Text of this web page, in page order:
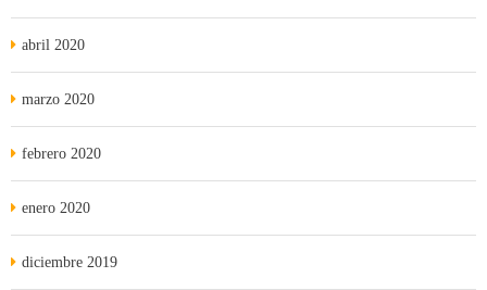
abril 2020
marzo 2020
febrero 2020
enero 2020
diciembre 2019